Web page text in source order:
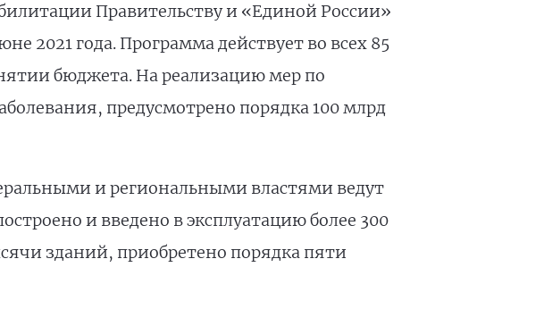
Правительству и «Единой России»
2021 года. Программа действует во всех 85
бюджета. На реализацию мер по
предусмотрено порядка 100 млрд
и региональными властями ведут
и введено в эксплуатацию более 300
зданий, приобретено порядка пяти